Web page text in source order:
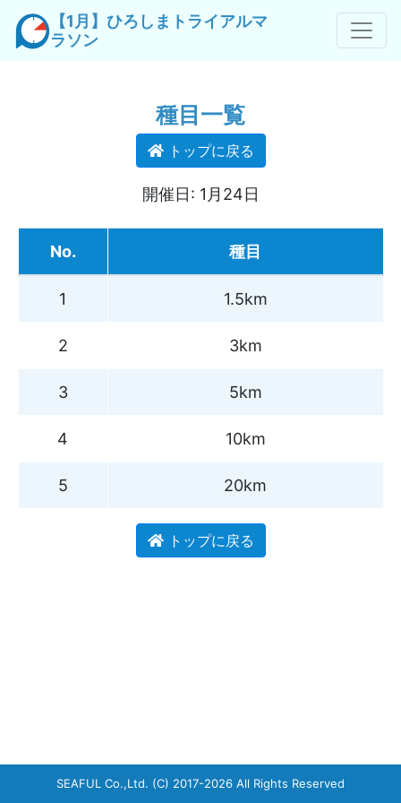
【1月】ひろしまトライアルマ
ラソン
種目一覧
トップに戻る
開催日: 1月24日
No. 種目
1 1.5km
2 3km
3 5km
4 10km
5 20km
トップに戻る
SEAFUL Co.,Ltd. (C) 2017-2026 All Rights Reserved